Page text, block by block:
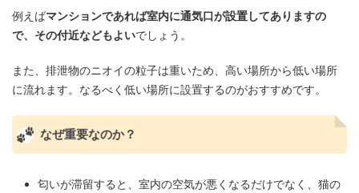
例えばマンションであれば室内に通気口が設置してありますの
で、その付近などもよいでしょう。
また、排泄物のニオイの粒子は重いため、高い場所から低い場所
に流れます。なるべく低い場所に設置するのがおすすめです。
なぜ重要なのか？
匂いが滞留すると、室内の空気が悪くなるだけでなく、猫の